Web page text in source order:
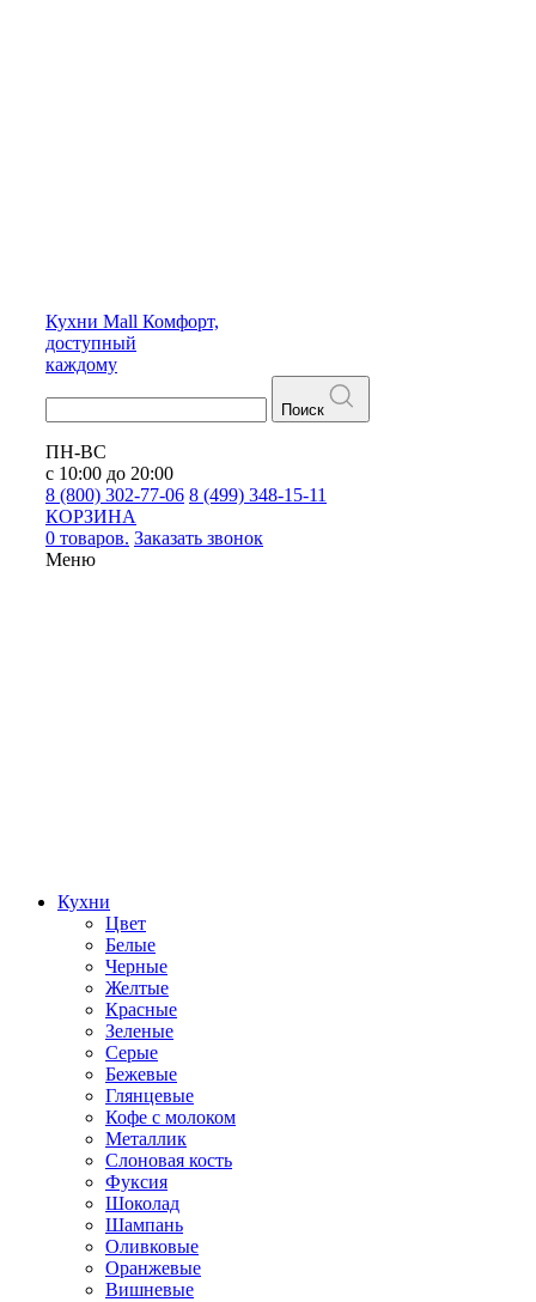
Кухни Mall Комфорт,
доступный
каждому
Поиск
ПН-ВС
с 10:00 до 20:00
8 (800) 302-77-06 8 (499) 348-15-11
КОРЗИНА
0 товаров. Заказать звонок
Меню
Кухни
Цвет
Белые
Черные
Желтые
Красные
Зеленые
Серые
Бежевые
Глянцевые
Кофе с молоком
Металлик
Слоновая кость
Фуксия
Шоколад
Шампань
Оливковые
Оранжевые
Вишневые